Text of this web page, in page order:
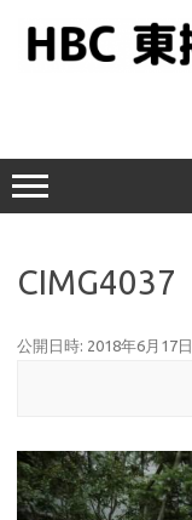
プ
CIMG4037
公開日時: 2018年6月17日